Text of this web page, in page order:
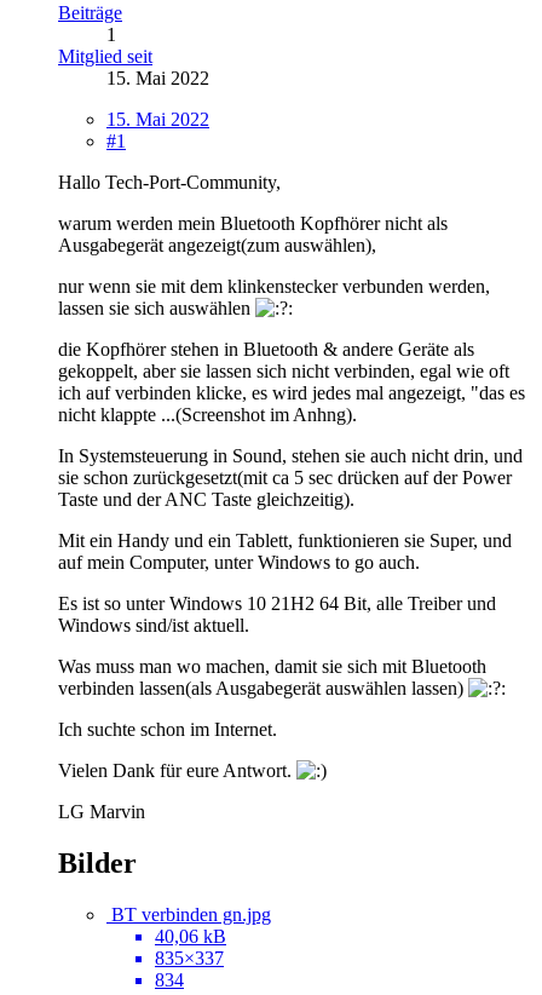
Beiträge
1
Mitglied seit
15. Mai 2022
15. Mai 2022
#1
Hallo Tech-Port-Community,
warum werden mein Bluetooth Kopfhörer nicht als
Ausgabegerät angezeigt(zum auswählen),
nur wenn sie mit dem klinkenstecker verbunden werden,
lassen sie sich auswählen
die Kopfhörer stehen in Bluetooth & andere Geräte als
gekoppelt, aber sie lassen sich nicht verbinden, egal wie oft
ich auf verbinden klicke, es wird jedes mal angezeigt, "das es
nicht klappte ...(Screenshot im Anhng).
In Systemsteuerung in Sound, stehen sie auch nicht drin, und
sie schon zurückgesetzt(mit ca 5 sec drücken auf der Power
Taste und der ANC Taste gleichzeitig).
Mit ein Handy und ein Tablett, funktionieren sie Super, und
auf mein Computer, unter Windows to go auch.
Es ist so unter Windows 10 21H2 64 Bit, alle Treiber und
Windows sind/ist aktuell.
Was muss man wo machen, damit sie sich mit Bluetooth
verbinden lassen(als Ausgabegerät auswählen lassen)
Ich suchte schon im Internet.
Vielen Dank für eure Antwort.
LG Marvin
Bilder
BT verbinden gn.jpg
40,06 kB
835×337
834